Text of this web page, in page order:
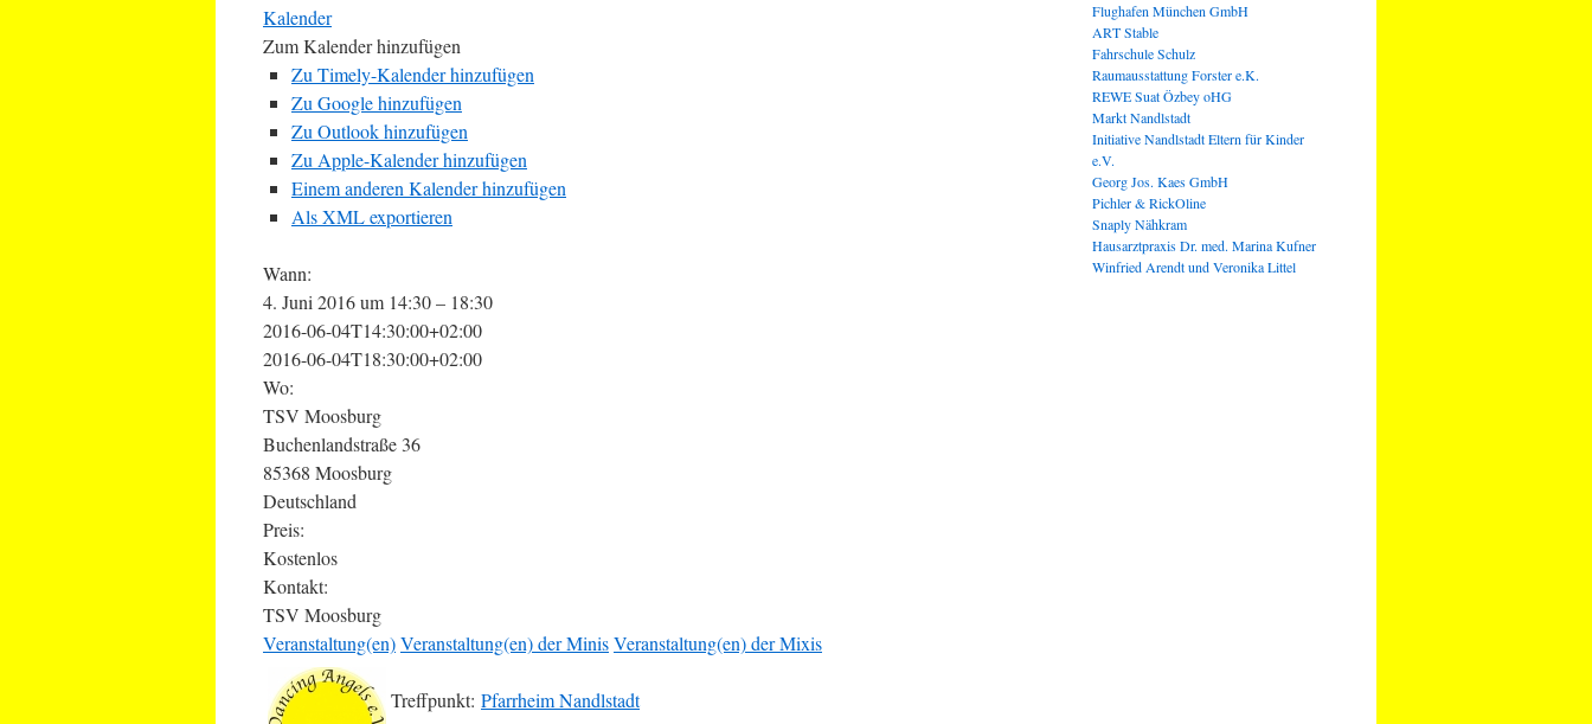
Kalender
Zum Kalender hinzufügen
Zu Timely-Kalender hinzufügen
Zu Google hinzufügen
Zu Outlook hinzufügen
Zu Apple-Kalender hinzufügen
Einem anderen Kalender hinzufügen
Als XML exportieren
Wann:
4. Juni 2016 um 14:30 – 18:30
2016-06-04T14:30:00+02:00
2016-06-04T18:30:00+02:00
Wo:
TSV Moosburg
Buchenlandstraße 36
85368 Moosburg
Deutschland
Preis:
Kostenlos
Kontakt:
TSV Moosburg
Veranstaltung(en)Veranstaltung(en) der MinisVeranstaltung(en) der Mixis
Treffpunkt: Pfarrheim Nandlstadt
Flughafen München GmbH
ART Stable
Fahrschule Schulz
Raumausstattung Forster e.K.
REWE Suat Özbey oHG
Markt Nandlstadt
Initiative Nandlstadt Eltern für Kinder
e.V.
Georg Jos. Kaes GmbH
Pichler & RickOline
Snaply Nähkram
Hausarztpraxis Dr. med. Marina Kufner
Winfried Arendt und Veronika Littel